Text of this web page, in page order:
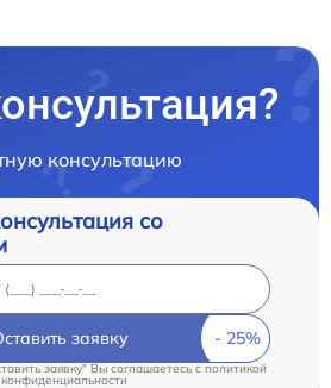
консультацию
со
заявку
заявку" Вы соглашаетесь cполитикой
конфиденциальности